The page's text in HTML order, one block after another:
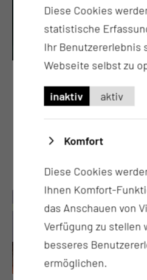
Plastische
Die Veränderung der
Diese Cookies
statistische
Ihr Benutzererlebnis
Webseite selbst zu
inaktiv aktiv
Komfort
Diese Cookies
Ihnen Komfort-
das Anschauen von
Verfügung zu stellen
besseres
ermöglichen.